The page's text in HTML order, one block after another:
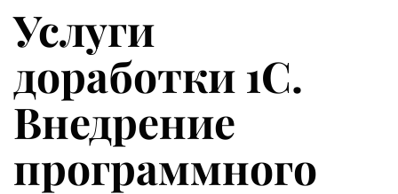
Услуги
доработки 1С.
Внедрение
программного